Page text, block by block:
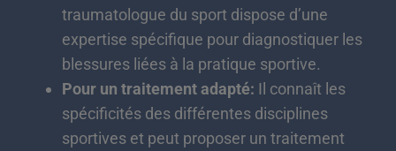
traumatologue du sport dispose d’une
expertise spécifique pour diagnostiquer les
blessures liées à la pratique sportive.
Pour un traitement adapté: Il connaît les
spécificités des différentes disciplines
sportives et peut proposer un traitement